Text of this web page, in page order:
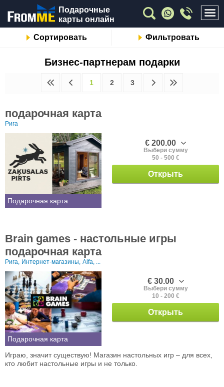
Подарочные
карты онлайн
Сортировать Фильтровать
Бизнес-партнерам подарки
1 2 3
подарочная карта
Рига
Подарочная карта
€ 200.00
Выбери сумму
50 - 500 €
Открыть
Brain games - настольные игры
подарочная карта
Рига, Интернет-магазины, Alfa, ...
Подарочная карта
€ 30.00
Выбери сумму
10 - 200 €
Открыть
Играю, значит существую! Магазин настольных игр – для всех,
кто любит настольные игры и не только.